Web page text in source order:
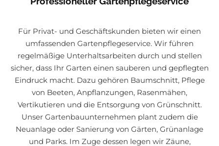
Für Privat- und Geschäftskunden bieten wir einen
umfassenden Gartenpflegeservice. Wir führen
regelmäßige Unterhaltsarbeiten durch und stellen
sicher, dass Ihr Garten einen sauberen und gepflegten
Eindruck macht. Dazu gehören Baumschnitt, Pflege
von Beeten, Anpflanzungen, Rasenmähen,
Vertikutieren und die Entsorgung von Grünschnitt.
Unser Gartenbauunternehmen plant zudem die
Neuanlage oder Sanierung von Gärten, Grünanlage
und Parks. Im Zuge dessen legen wir Zäune,